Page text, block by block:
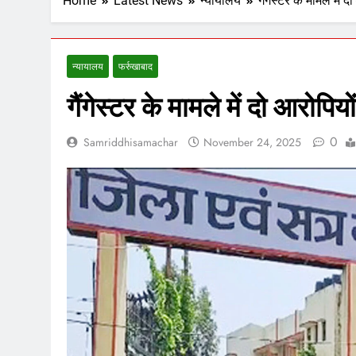
न्यायालय फर्रुखाबाद
गैंगेस्टर के मामले में दो आरोपियों
Samriddhisamachar November 24, 2025 0